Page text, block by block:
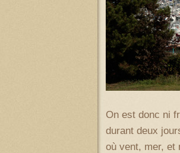
On est donc ni
durant deux
où vent, mer, et